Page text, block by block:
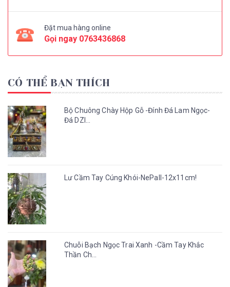
Đặt mua hàng online
Gọi ngay 0763436868
CÓ THỂ BẠN THÍCH
Bộ Chuông Chày Hộp Gỗ -Đính Đá Lam Ngọc-
Đá DZI...
Lư Cầm Tay Cúng Khói-NePall-12x11cm!
Chuỗi Bạch Ngọc Trai Xanh -Cầm Tay Khắc
Thần Ch...